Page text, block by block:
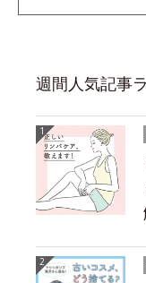
週間人気記事